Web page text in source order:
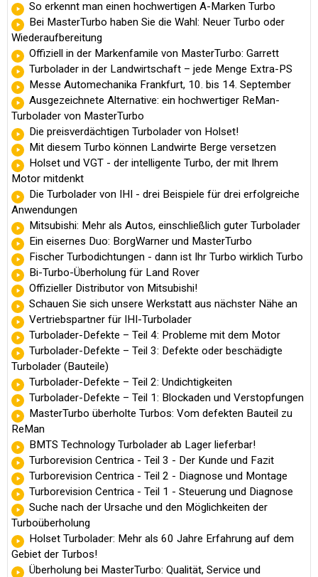
So erkennt man einen hochwertigen A-Marken Turbo
Bei MasterTurbo haben Sie die Wahl: Neuer Turbo oder
Wiederaufbereitung
Offiziell in der Markenfamile von MasterTurbo: Garrett
Turbolader in der Landwirtschaft – jede Menge Extra-PS
Messe Automechanika Frankfurt, 10. bis 14. September
Ausgezeichnete Alternative: ein hochwertiger ReMan-
Turbolader von MasterTurbo
Die preisverdächtigen Turbolader von Holset!
Mit diesem Turbo können Landwirte Berge versetzen
Holset und VGT - der intelligente Turbo, der mit Ihrem
Motor mitdenkt
Die Turbolader von IHI - drei Beispiele für drei erfolgreiche
Anwendungen
Mitsubishi: Mehr als Autos, einschließlich guter Turbolader
Ein eisernes Duo: BorgWarner und MasterTurbo
Fischer Turbodichtungen - dann ist Ihr Turbo wirklich Turbo
Bi-Turbo-Überholung für Land Rover
Offizieller Distributor von Mitsubishi!
Schauen Sie sich unsere Werkstatt aus nächster Nähe an
Vertriebspartner für IHI-Turbolader
Turbolader-Defekte – Teil 4: Probleme mit dem Motor
Turbolader-Defekte – Teil 3: Defekte oder beschädigte
Turbolader (Bauteile)
Turbolader-Defekte – Teil 2: Undichtigkeiten
Turbolader-Defekte – Teil 1: Blockaden und Verstopfungen
MasterTurbo überholte Turbos: Vom defekten Bauteil zu
ReMan
BMTS Technology Turbolader ab Lager lieferbar!
Turborevision Centrica - Teil 3 - Der Kunde und Fazit
Turborevision Centrica - Teil 2 - Diagnose und Montage
Turborevision Centrica - Teil 1 - Steuerung und Diagnose
Suche nach der Ursache und den Möglichkeiten der
Turboüberholung
Holset Turbolader: Mehr als 60 Jahre Erfahrung auf dem
Gebiet der Turbos!
Überholung bei MasterTurbo: Qualität, Service und